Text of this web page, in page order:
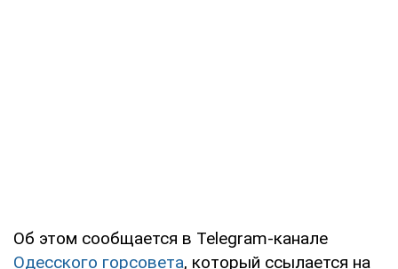
Об этом сообщается в Telegram-канале
Одесского горсовета, который ссылается на